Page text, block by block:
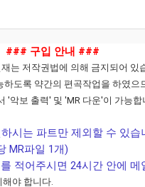
### 구입 안내 ###
는 저작권법에 의해 금지되어 있
도록 약간의 편곡작업을 하였으
'악보 출력' 및 'MR 다운'이 가능합
시는 파트만 제외할 수 있습
MR파일 1개)
어주시면 24시간 안에 메
야 합니다.